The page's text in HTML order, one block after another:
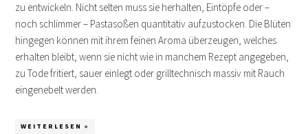
zu entwickeln. Nicht selten muss sie herhalten, Eintöpfe oder –
noch schlimmer – Pastasoßen quantitativ aufzustocken. Die Blüten
hingegen können mit ihrem feinen Aroma überzeugen, welches
erhalten bleibt, wenn sie nicht wie in manchem Rezept angegeben,
zu Tode fritiert, sauer einlegt oder grilltechnisch massiv mit Rauch
eingenebelt werden.
WEITERLESEN »